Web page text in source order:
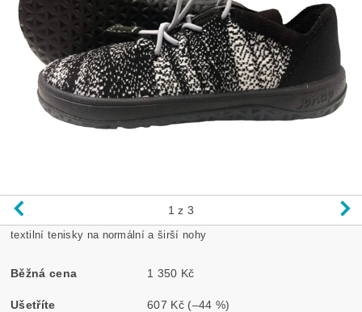
1 z 3
textilní tenisky na normální a širší nohy
Běžná cena 1 350 Kč
Ušetříte 607 Kč (–44 %)